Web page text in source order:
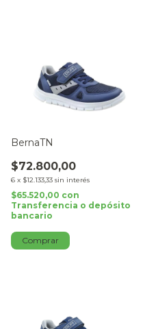
BernaTN
$72.800,00
6 x $12.133,33 sin interés
$65.520,00 con
Transferencia o depósito
bancario
Comprar